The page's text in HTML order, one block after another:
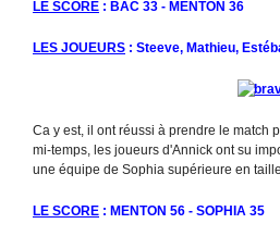
LE SCORE : BAC 33 - MENTON 36
LES JOUEURS : Steeve, Mathieu,
Ca y est, il ont réussi à prendre le match
mi-temps, les joueurs d'Annick ont su
une équipe de Sophia supérieure en
LE SCORE : MENTON 56 - SOPHIA 35